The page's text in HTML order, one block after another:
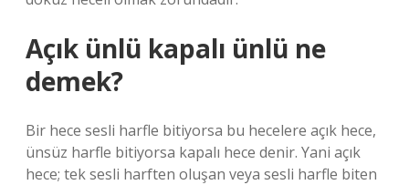
Açık ünlü kapalı ünlü ne
demek?
Bir hece sesli harfle bitiyorsa bu hecelere açık hece,
ünsüz harfle bitiyorsa kapalı hece denir. Yani açık
hece; tek sesli harften oluşan veya sesli harfle biten